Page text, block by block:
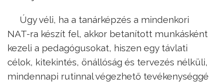
Úgy véli, ha a tanárképzés a mindenkori
NAT-ra készít fel, akkor betanított munkásként
kezeli a pedagógusokat, hiszen egy távlati
célok, kitekintés, önállóság és tervezés nélküli,
mindennapi rutinnal végezhető tevékenységgé